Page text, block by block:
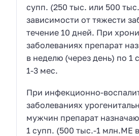
супп. (250 тыс. или 500
зависимости от тяжести
течение 10 дней. При
заболеваниях препарат
в неделю (через день) по 1
1-3 мес.
При инфекционно-
заболеваниях
мужчин препарат
1 супп. (500 тыс.-1 млн.МЕ